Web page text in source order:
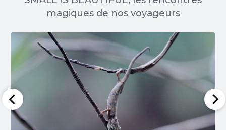
magiques de nos voyageurs